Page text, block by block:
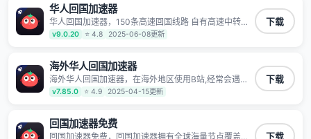
华人回国加速器
华人回国加速器，150条高速回国线路 自有高速中转节
点 无需注册 一键连接 提供高速线路 应用内直达视频音
乐app,快人一步 应用模式 App互不干扰 不间断的隐私保
止第三方对数据进行窃取和监听
v9.0.20 ⭐ 4.8 2025-06-08更新
下载
海外华人回国加速器
海外华人回国加速器，在海外地区使用B站,经常会遇到B
站地区版权限制/网络IP屏蔽,缓冲卡顿等问题,使用我们
的哔哩哔哩专用回国VPN,可加速解决各类网络问题,一键
服7*24小时服务。
v7.85.0 ⭐ 4.9 2025-04-15更新
下载
回国加速器免费
回国加速器免费，回国加速器拥有全球海量节点覆盖，
下载